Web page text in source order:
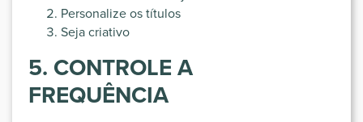
Personalize os títulos
Seja criativo
5. CONTROLE A
FREQUÊNCIA